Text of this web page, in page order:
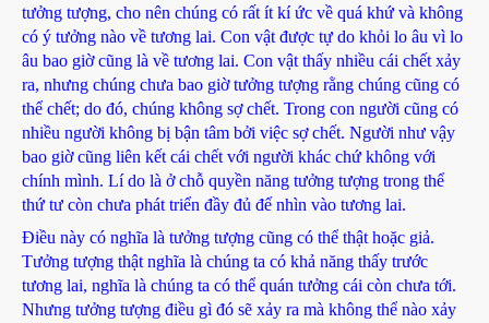
tưởng tượng, cho nên chúng có rất ít kí ức về quá khứ và không
có ý tưởng nào về tương lai. Con vật được tự do khỏi lo âu vì lo
âu bao giờ cũng là về tương lai. Con vật thấy nhiều cái chết xảy
ra, nhưng chúng chưa bao giờ tưởng tượng rằng chúng cũng có
thể chết; do đó, chúng không sợ chết. Trong con người cũng có
nhiều người không bị bận tâm bởi việc sợ chết. Người như vậy
bao giờ cũng liên kết cái chết với người khác chứ không với
chính mình. Lí do là ở chỗ quyền năng tưởng tượng trong thể
thứ tư còn chưa phát triển đầy đủ để nhìn vào tương lai.
Điều này có nghĩa là tưởng tượng cũng có thể thật hoặc giả.
Tưởng tượng thật nghĩa là chúng ta có khả năng thấy trước
tương lai, nghĩa là chúng ta có thể quán tưởng cái còn chưa tới.
Nhưng tưởng tượng điều gì đó sẽ xảy ra mà không thể nào xảy